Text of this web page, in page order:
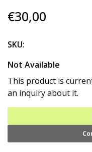
€30,00
SKU:
Not Available
This product is
an inquiry about it.